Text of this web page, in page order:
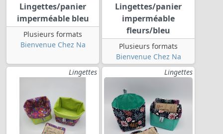
Lingettes/panier
imperméable bleu
Plusieurs formats
Bienvenue Chez Na
Lingettes/panier
imperméable
fleurs/bleu
Plusieurs formats
Bienvenue Chez Na
Lingettes
Lingettes